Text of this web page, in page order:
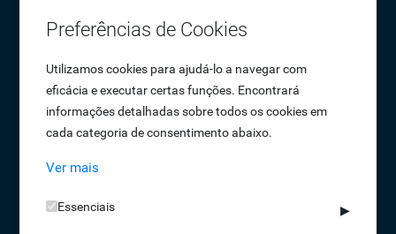
Empresa
Sobre Nós
Oportunidades de Emprego
Termos e Condições
Política de Privacidade
Preferências de Cookies
Utilizamos cookies para ajudá-lo a navegar com
eficácia e executar certas funções. Encontrará
informações detalhadas sobre todos os cookies em
cada categoria de consentimento abaixo.
Ver mais
Essenciais ▶